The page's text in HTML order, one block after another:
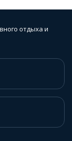
отдыха и